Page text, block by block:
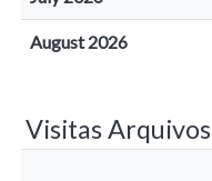
August 2026
Visitas Arquivos